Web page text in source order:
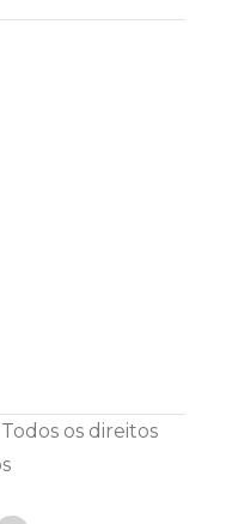
os direitos